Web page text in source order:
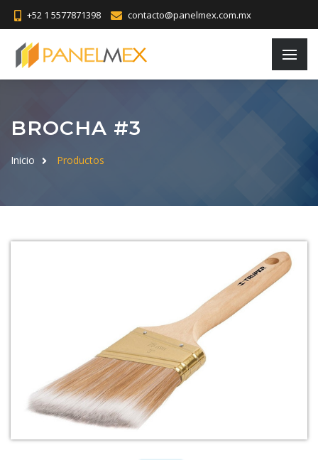
+52 1 5577871398 contacto@panelmex.com.mx
BROCHA #3
Inicio Productos